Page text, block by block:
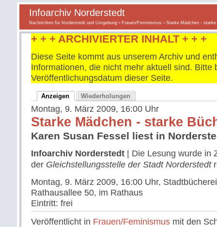
Infoarchiv Norderstedt
Nachrichten für Norderstedt und Umgebung › Frauen/Feminismus › Starke Mädchen - starke
+ + + ARCHIVIERTER INHALT + + +
Diese Seite kommt aus unserem Archiv und
Informationen, die nicht mehr aktuell sind. Bitte
Veröffentlichungsdatum dieser Seite.
Anzeigen Wiederholungen
Montag, 9. März 2009, 16:00 Uhr
Starke Mädchen - starke
Karen Susan Fessel liest in
Infoarchiv Norderstedt | Die Lesung wurde in
der Gleichstellungsstelle der Stadt Norderstedt
Montag, 9. März 2009, 16:00 Uhr,
Rathausallee 50, im Rathaus
Eintritt: frei
Veröffentlicht in Frauen/Feminismus mit den